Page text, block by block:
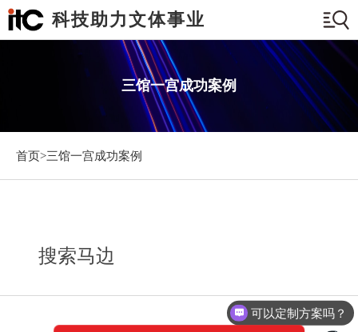
科技助力文体事业
三馆一宫成功案例
首页>三馆一宫成功案例
搜索马边
可以定制方案吗？